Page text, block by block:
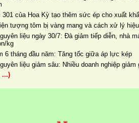
301 của Hoa Kỳ tạo thêm sức ép cho xuất
tượng tôm bị vàng mang và cách xử lý
liệu ngày 30/7: Đà giảm tiếp diễn, nhà
kg
6 tháng đầu năm: Tăng tốc giữa áp lực kép
liệu giảm sâu: Nhiều doanh nghiệp
...)